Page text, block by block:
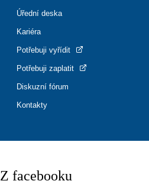
Úřední deska
Kariéra
Potřebuji vyřídit
Potřebuji zaplatit
Diskuzní fórum
Kontakty
Z facebooku